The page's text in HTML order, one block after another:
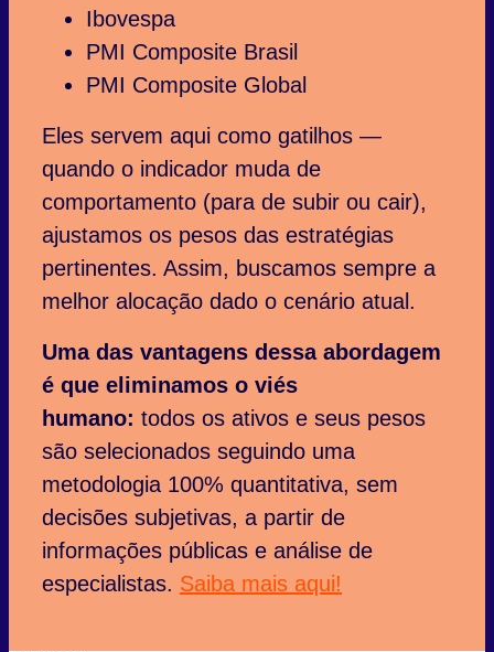
Ibovespa
PMI Composite Brasil
PMI Composite Global
Eles servem aqui como gatilhos —
quando o indicador muda de
comportamento (para de subir ou cair),
ajustamos os pesos das estratégias
pertinentes. Assim, buscamos sempre a
melhor alocação dado o cenário atual.
Uma das vantagens dessa abordagem
é que eliminamos o viés
humano: todos os ativos e seus pesos
são selecionados seguindo uma
metodologia 100% quantitativa, sem
decisões subjetivas, a partir de
informações públicas e análise de
especialistas. Saiba mais aqui!